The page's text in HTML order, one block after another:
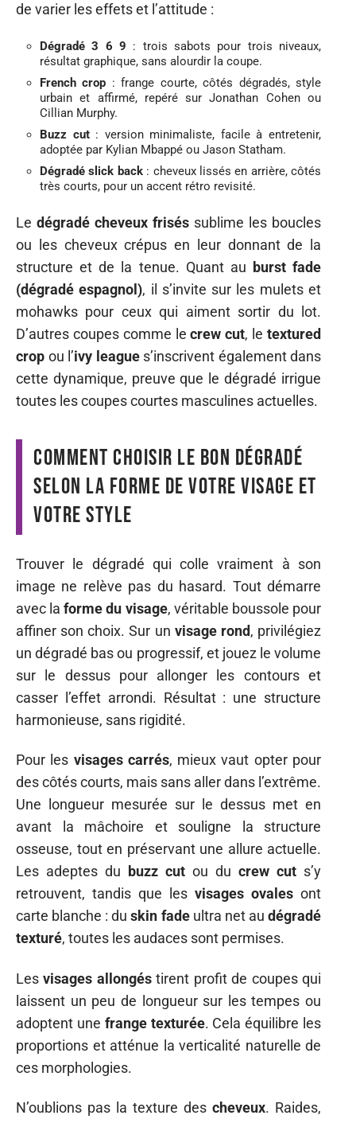
de varier les effets et l’attitude :
Dégradé 3 6 9 : trois sabots pour trois niveaux,
résultat graphique, sans alourdir la coupe.
French crop : frange courte, côtés dégradés, style
urbain et affirmé, repéré sur Jonathan Cohen ou
Cillian Murphy.
Buzz cut: version minimaliste, facile à entretenir,
adoptée par Kylian Mbappé ou Jason Statham.
Dégradé slick back: cheveux lissés en arrière, côtés
très courts, pour un accent rétro revisité.
Le dégradé cheveux frisés sublime les boucles
ou les cheveux crépus en leur donnant de la
structure et de la tenue. Quant au burst fade
(dégradé espagnol), il s’invite sur les mulets et
mohawks pour ceux qui aiment sortir du lot.
D’autres coupes comme lecrew cut, letextured
crop ou l’ivy leagues’inscrivent également dans
cette dynamique, preuve que le dégradé irrigue
toutes les coupes courtes masculines actuelles.
Comment choisir le bon dégradé
selon la forme de votre visage et
votre style
Trouver le dégradé qui colle vraiment à son
image ne relève pas du hasard. Tout démarre
avec laforme du visage, véritable boussole pour
affiner son choix. Sur un visage rond, privilégiez
un dégradé bas ou progressif, et jouez le volume
sur le dessus pour allonger les contours et
casser l’effet arrondi. Résultat : une structure
harmonieuse, sans rigidité.
Pour les visages carrés, mieux vaut opter pour
des côtés courts, mais sans aller dans l’extrême.
Une longueur mesurée sur le dessus met en
avant la mâchoire et souligne la structure
osseuse, tout en préservant une allure actuelle.
Les adeptes du
buzz cut ou du crew cut s’y
retrouvent, tandis que les visages ovales ont
carte blanche : duskin fadeultra net audégradé
texturé, toutes les audaces sont permises.
Lesvisages allongéstirent profit de coupes qui
laissent un peu de longueur sur les tempes ou
adoptent une frange texturée. Cela équilibre les
proportions et atténue la verticalité naturelle de
ces morphologies.
N’oublions pas la texture des cheveux. Raides,